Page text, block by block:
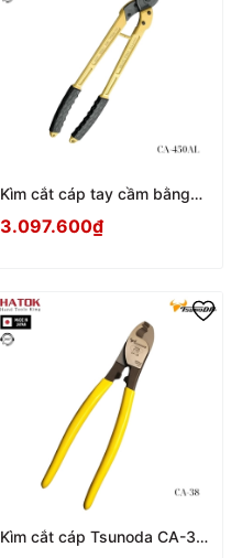
Kìm cắt cáp tay cầm bằng
450AL Nhật Bản
3.097.600₫
Kìm cắt cáp Tsunoda CA-38